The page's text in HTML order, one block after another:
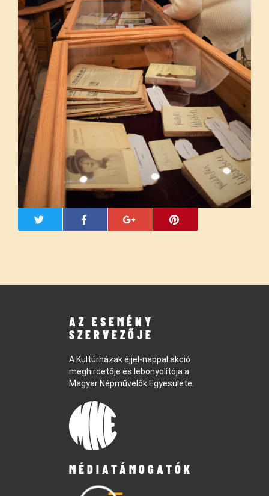
AZ ESEMÉNY
SZERVEZŐJE
A Kultúrházak éjjel-nappal akció
meghirdetője és lebonyolítója a
Magyar Népművelők Egyesülete.
MÉDIATÁMOGATÓK